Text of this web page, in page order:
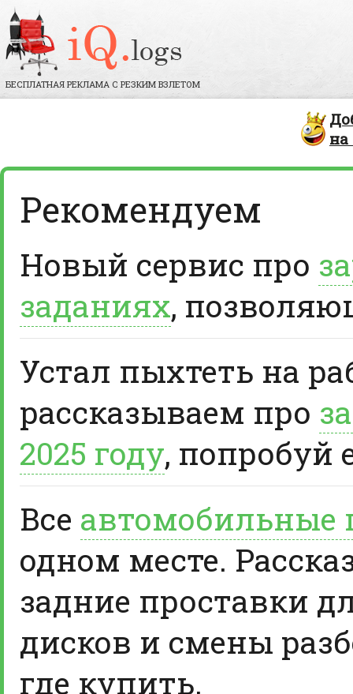
БЕСПЛАТНАЯ РЕКЛАМА С РЕЗКИМ ВЗЛЕТОМ
на
Рекомендуем
Новый сервис про
заданиях,
Устал пыхтеть на
рассказываем про
2025 году, попробуй
Все автомобильные
одном месте.
задние проставки
дисков и смены
где купить.